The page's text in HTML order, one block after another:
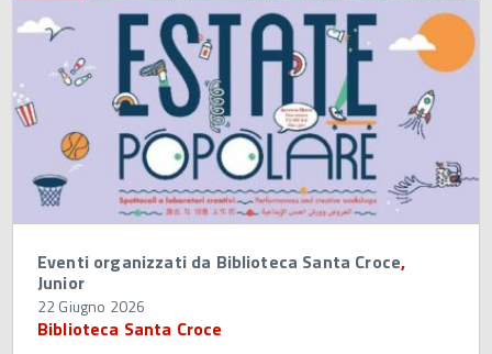
Eventi organizzati da Biblioteca Santa Croce,
Junior
22 Giugno 2026
Biblioteca Santa Croce